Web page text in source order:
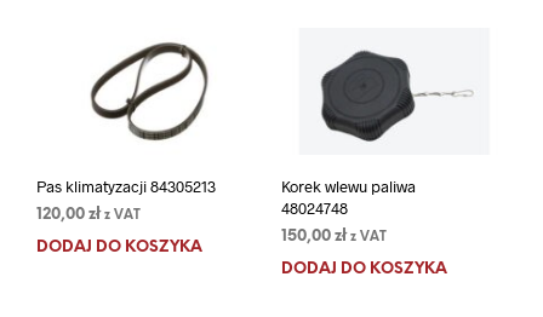
Pas klimatyzacji 84305213
120,00 zł z VAT
DODAJ DO KOSZYKA
Korek wlewu paliwa
48024748
150,00 zł z VAT
DODAJ DO KOSZYKA